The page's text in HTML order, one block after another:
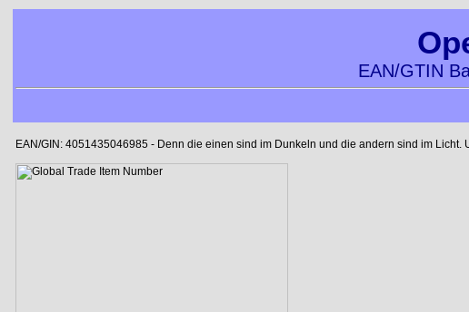
EAN/GTIN
EAN/GIN: 4051435046985 - Denn die einen sind im Dunkeln und die andern sind im